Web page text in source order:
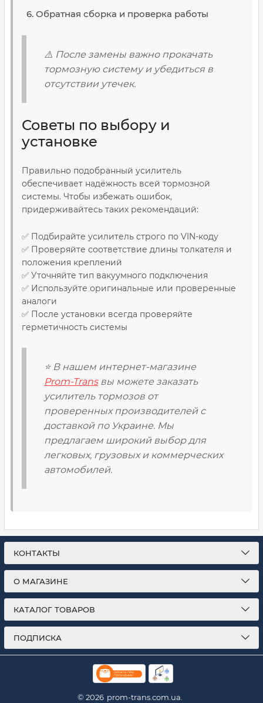
Обратная сборка и проверка работы
⚠️ После замены важно прокачать
тормозную систему и убедиться в
отсутствии утечек.
Советы по выбору и
установке
Правильно подобранный усилитель
обеспечивает надёжность всей тормозной
системы. Чтобы избежать ошибок,
придерживайтесь таких рекомендаций:
✅ Подбирайте усилитель строго по VIN-коду
✅ Проверяйте соответствие длины толкателя и
положения креплений
✅ Уточняйте тип вакуумного подключения
✅ Используйте оригинальные или проверенные
аналоги
✅ После установки всегда проверяйте
герметичность системы
⭐ В нашем интернет-магазине
Prom-Transвы можете заказать
усилитель тормозов от
проверенных производителей с
доставкой по Украине. Мы
предлагаем широкий выбор для
легковых, грузовых и коммерческих
автомобилей.
КОНТАКТЫ
О МАГАЗИНЕ
КАТАЛОГ ТОВАРОВ
ПОДПИСКА
© 2026 prom-trans.com.ua.